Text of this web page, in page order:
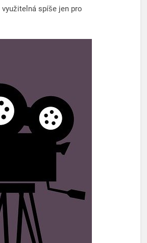
spíše jen pro